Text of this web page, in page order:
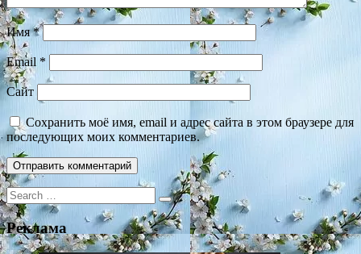
Имя*
Email *
Сайт
Сохранить моё имя, email и адрес сайта в этом браузере для
последующих моих комментариев.
Search
for:
Реклама